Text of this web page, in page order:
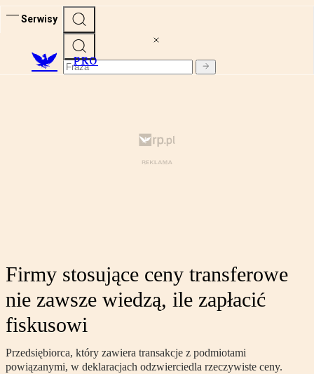
Serwisy
PRO
Firmy stosujące ceny transferowe
nie zawsze wiedzą, ile zapłacić
fiskusowi
Przedsiębiorca, który zawiera transakcje z podmiotami
powiązanymi, w deklaracjach odzwierciedla rzeczywiste ceny.